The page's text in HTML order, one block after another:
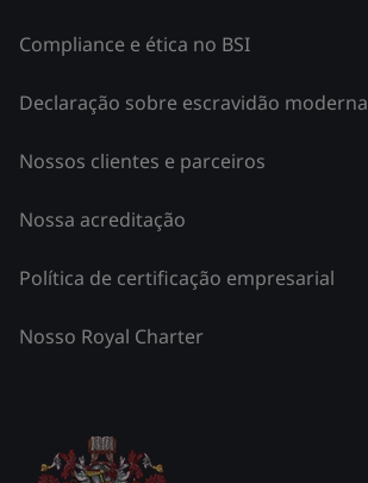
Compliance e ética no BSI
Declaração sobre escravidão moderna
Nossos clientes e parceiros
Nossa acreditação
Política de certificação empresarial
Nosso Royal Charter